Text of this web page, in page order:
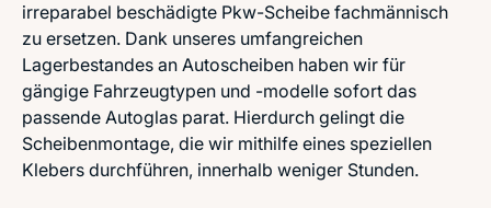
irreparabel beschädigte Pkw-Scheibe fachmännisch
zu ersetzen. Dank unseres umfangreichen
Lagerbestandes an Autoscheiben haben wir für
gängige Fahrzeugtypen und -modelle sofort das
passende Autoglas parat. Hierdurch gelingt die
Scheibenmontage, die wir mithilfe eines speziellen
Klebers durchführen, innerhalb weniger Stunden.